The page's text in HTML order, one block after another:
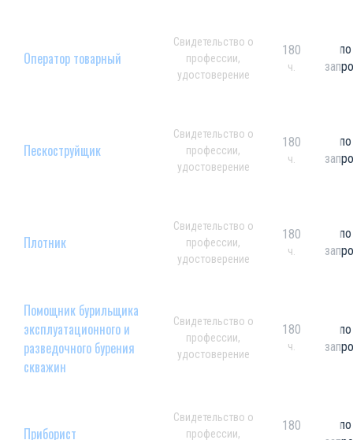
Оператор товарный
Свидетельство о
профессии,
удостоверение
180
ч.
по
Пескоструйщик
Свидетельство о
профессии,
удостоверение
180
ч.
по
Плотник
Свидетельство о
профессии,
удостоверение
180
ч.
по
Помощник бурильщика
эксплуатационного и
разведочного бурения
скважин
Свидетельство о
профессии,
удостоверение
180
ч.
по
Приборист
Свидетельство о
профессии,
180
по